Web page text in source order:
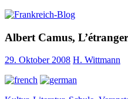
Albert Camus,
29. Oktober 2008 H. Wittmann